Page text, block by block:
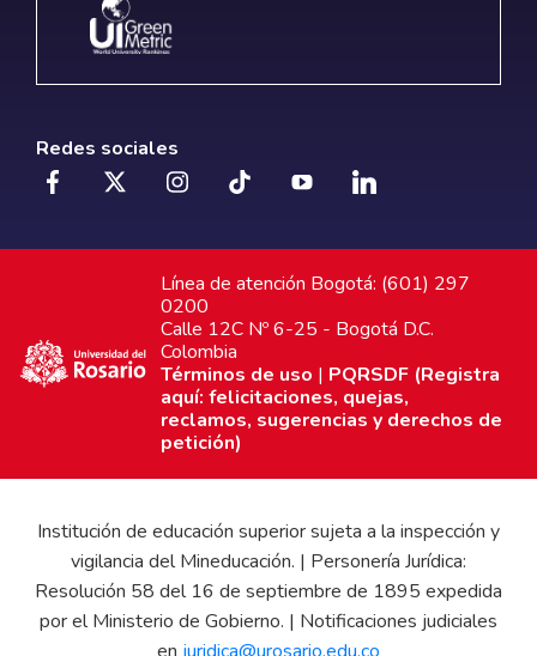
Redes sociales
Línea de atención Bogotá: (601) 297
0200
Calle 12C Nº 6-25 - Bogotá D.C.
Colombia
Términos de uso | PQRSDF (Registra
aquí: felicitaciones, quejas,
reclamos, sugerencias y derechos de
petición)
Institución de educación superior sujeta a la inspección y
vigilancia del Mineducación. | Personería Jurídica:
Resolución 58 del 16 de septiembre de 1895 expedida
por el Ministerio de Gobierno. | Notificaciones judiciales